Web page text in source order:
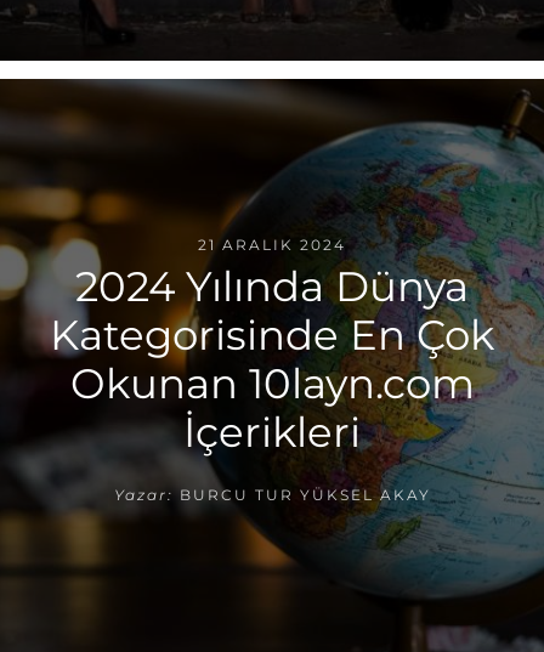
21 ARALIK 2024
2024 Yılında Dünya
Kategorisinde En Çok
Okunan 10layn.com
İçerikleri
Yazar: BURCU TUR YÜKSEL AKAY